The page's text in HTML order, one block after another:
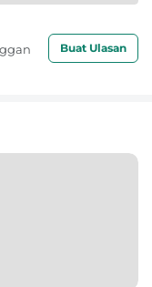
Buat Ulasan